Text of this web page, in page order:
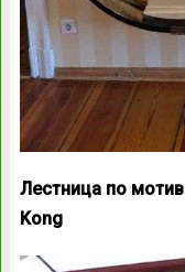
Лестница по
Kong